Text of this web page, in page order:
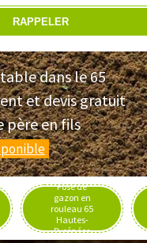
dans le 65
et devis gratuit
père en fils
Pose de
gazon en
rouleau 65
Hautes-
Pyrénées